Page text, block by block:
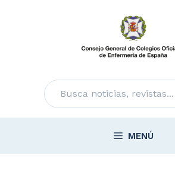
Buscar
MENÚ